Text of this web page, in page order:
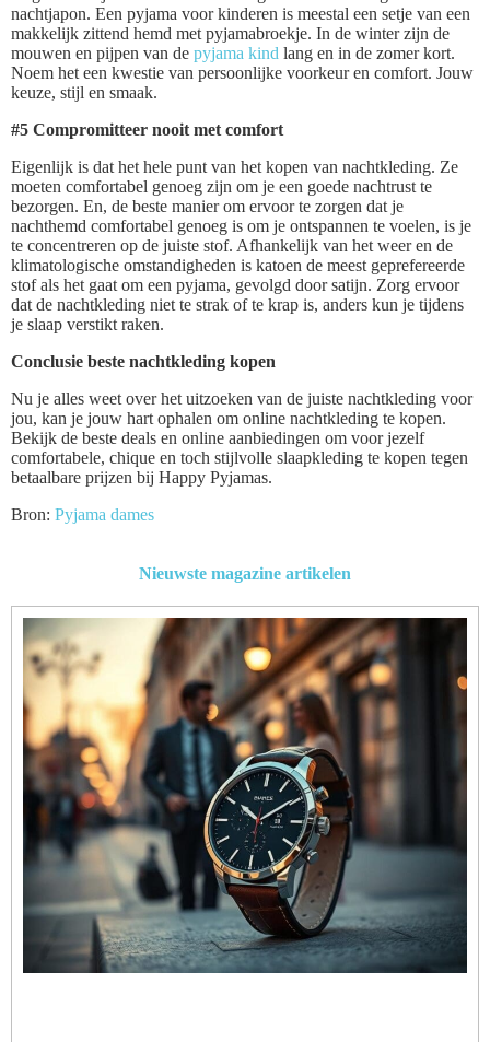
nachtjapon. Een pyjama voor kinderen is meestal een setje van een
makkelijk zittend hemd met pyjamabroekje. In de winter zijn de
mouwen en pijpen van de pyjama kind lang en in de zomer kort.
Noem het een kwestie van persoonlijke voorkeur en comfort. Jouw
keuze, stijl en smaak.
#5 Compromitteer nooit met comfort
Eigenlijk is dat het hele punt van het kopen van nachtkleding. Ze
moeten comfortabel genoeg zijn om je een goede nachtrust te
bezorgen. En, de beste manier om ervoor te zorgen dat je
nachthemd comfortabel genoeg is om je ontspannen te voelen, is je
te concentreren op de juiste stof. Afhankelijk van het weer en de
klimatologische omstandigheden is katoen de meest geprefereerde
stof als het gaat om een pyjama, gevolgd door satijn. Zorg ervoor
dat de nachtkleding niet te strak of te krap is, anders kun je tijdens
je slaap verstikt raken.
Conclusie beste nachtkleding kopen
Nu je alles weet over het uitzoeken van de juiste nachtkleding voor
jou, kan je jouw hart ophalen om online nachtkleding te kopen.
Bekijk de beste deals en online aanbiedingen om voor jezelf
comfortabele, chique en toch stijlvolle slaapkleding te kopen tegen
betaalbare prijzen bij Happy Pyjamas.
Bron: Pyjama dames
Nieuwste magazine artikelen